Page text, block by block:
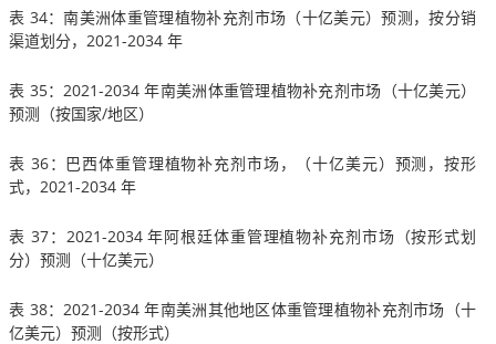
表 34：南美洲体重管理植物补充剂市场（十亿美元）预测，按分销
渠道划分，2021-2034 年
表 35：2021-2034 年南美洲体重管理植物补充剂市场（十亿美元）
预测（按国家/地区）
表 36：巴西体重管理植物补充剂市场，（十亿美元）预测，按形
式，2021-2034 年
表 37：2021-2034 年阿根廷体重管理植物补充剂市场（按形式划
分）预测（十亿美元）
表 38：2021-2034 年南美洲其他地区体重管理植物补充剂市场（十
亿美元）预测（按形式）